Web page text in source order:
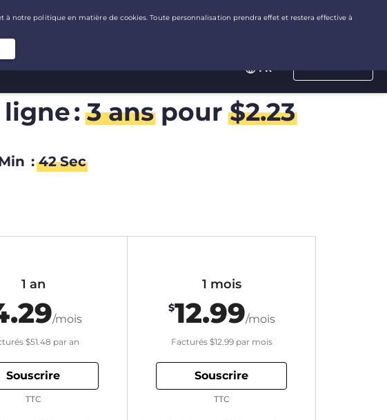
FR
:3 anspour$2.23
: 41 Sec
1 an
/mois
$51.48 par an
Souscrire
TTC
1 mois
$12.99/mois
Facturés $12.99par mois
Souscrire
TTC